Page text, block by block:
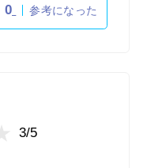
トが多かったの
合わせて設定が
接自体もテレビ
面接までがとに
に利便性が高か
0 参考になった
3/5